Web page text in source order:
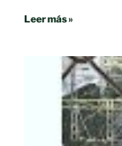
Leer más »